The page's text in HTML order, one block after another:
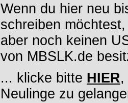
Wenn du hier neu
schreiben möchtest,
aber noch keinen
von MBSLK.de
... klicke bitte HIER,
Neulinge zu